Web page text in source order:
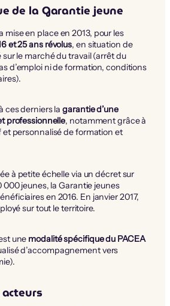
de la Garantie jeune
mise en place en 2013, pour les
et 25 ans révolus, en situation de
le marché du travail (arrêt du
d’emploi ni de formation, conditions
ces derniers lagarantie d’une
professionnelle, notamment grâce à
personnalisé de formation et
à petite échelle via un décret sur
000 jeunes, la Garantie jeunes
en 2016. En janvier 2017,
sur tout le territoire.
une modalité spécifique du PACEA
d’accompagnement vers